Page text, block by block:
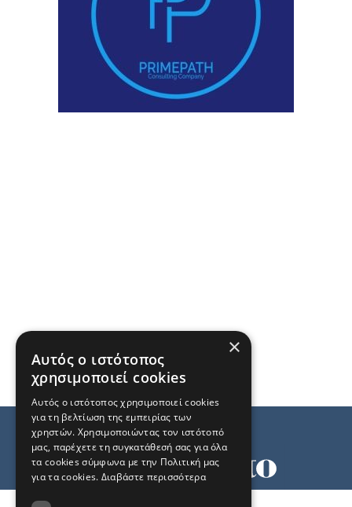
×
Αυτός ο ιστότοπος
χρησιμοποιεί cookies
Αυτός ο ιστότοπος χρησιμοποιεί cookies
για τη βελτίωση της εμπειρίας των
χρηστών. Χρησιμοποιώντας τον ιστότοπό
μας, παρέχετε τη συγκατάθεσή σας για όλα
τα cookies σύμφωνα με την Πολιτική μας
για τα cookies. Διαβάστε περισσότερα